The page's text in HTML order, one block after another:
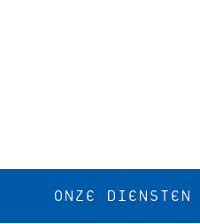
ONZE DIENSTEN